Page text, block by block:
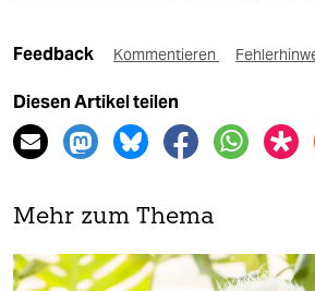
Feedback Kommentieren
Diesen Artikel teilen
Mehr zum Thema